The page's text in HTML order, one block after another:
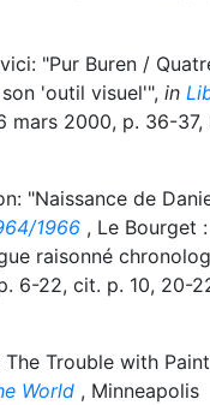
"Pur Buren /
'outil visuel'", in
mars 2000, p. 36-37,
"Naissance de
1966 , Le Bourget
raisonné
6-22, cit. p. 10, 20-
Trouble with
World , Minneapolis